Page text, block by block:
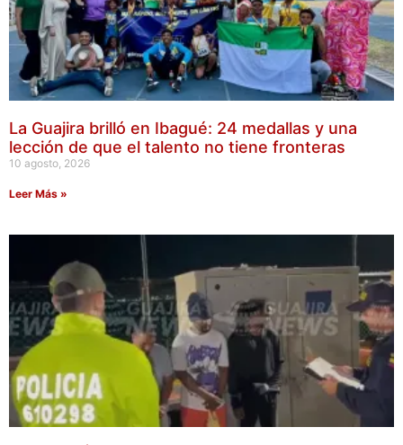
La Guajira brilló en Ibagué: 24 medallas y una
lección de que el talento no tiene fronteras
10 agosto, 2026
Leer Más »